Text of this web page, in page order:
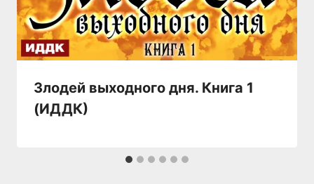
Злодей выходного дня. Книга 1
(ИДДК)